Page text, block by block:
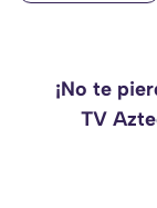
¡No te
TV